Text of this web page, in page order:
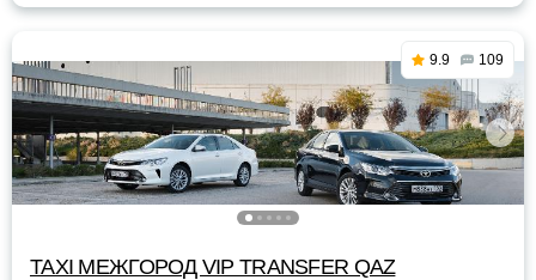
9.9 109
TAXI МЕЖГОРОД VIP TRANSFER QАZ